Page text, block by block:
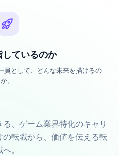
しているのか
員として、どんな未来を描けるの
か。
、ゲーム業界特化のキャリ
転職から、価値を伝える転
へ。